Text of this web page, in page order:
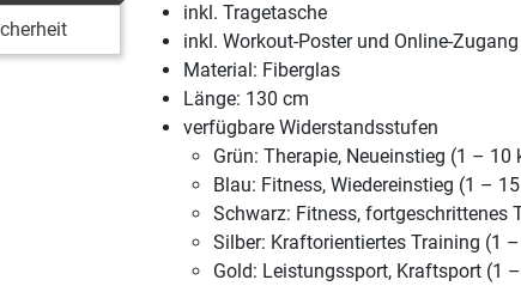
inkl. Tragetasche
inkl. Workout-Poster und Online-
Material: Fiberglas
Länge: 130 cm
verfügbare Widerstandsstufen
Grün: Therapie, Neueinstieg (1 – 10
Blau: Fitness, Wiedereinstieg (1 –
Schwarz: Fitness, fortgeschrittenes
Silber: Kraftorientiertes Training (1
Gold: Leistungssport, Kraftsport (1